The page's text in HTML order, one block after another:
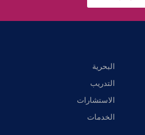
البحرية
التدريب
الاستشارات
الخدمات